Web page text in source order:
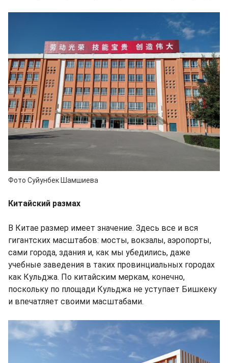
Фото Суйунбек Шамшиева
Китайский размах
В Китае размер имеет значение. Здесь все и вся
гигантских масштабов: мосты, вокзалы, аэропорты,
сами города, здания и, как мы убедились, даже
учебные заведения в таких провинциальных городах
как Кульджа. По китайским меркам, конечно,
поскольку по площади Кульджа не уступает Бишкеку
и впечатляет своими масштабами.